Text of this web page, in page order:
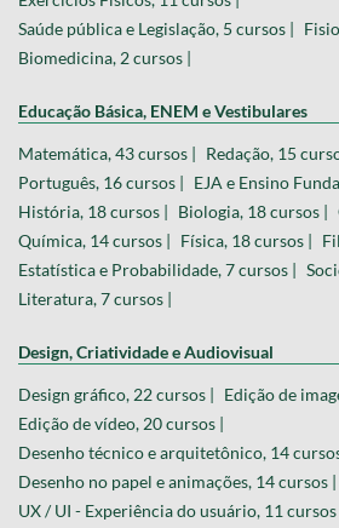
Saúde pública e Legislação, 5 cursos |
Biomedicina, 2 cursos |
Educação Básica, ENEM e Vestibulares
Matemática, 43 cursos |
Redação, 15
Português, 16 cursos |
EJA e Ensino
História, 18 cursos |
Biologia, 18 cursos |
Química, 14 cursos |
Física, 18 cursos |
Estatística e Probabilidade, 7 cursos |
Literatura, 7 cursos |
Design, Criatividade e Audiovisual
Design gráfico, 22 cursos |
Edição de
Edição de vídeo, 20 cursos |
Desenho técnico e arquitetônico, 14 cursos
Desenho no papel e animações, 14 cursos |
UX / UI - Experiência do usuário, 11 cursos |